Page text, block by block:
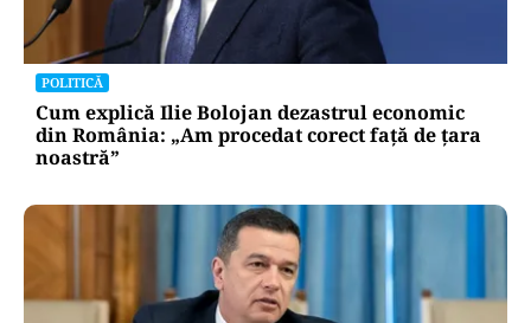
POLITICĂ
Cum explică Ilie Bolojan dezastrul economic
din România: „Am procedat corect față de țara
noastră”